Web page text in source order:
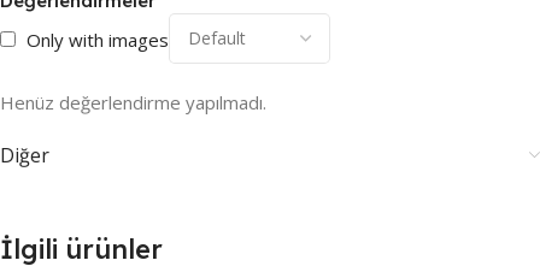
Only with images
Henüz değerlendirme yapılmadı.
Diğer
İlgili ürünler